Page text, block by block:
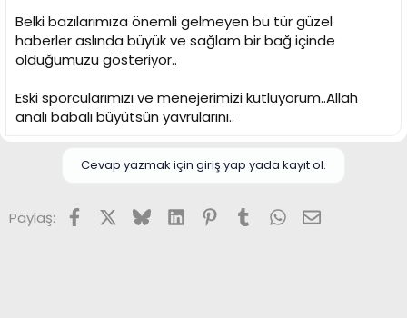
Belki bazılarımıza önemli gelmeyen bu tür güzel
haberler aslında büyük ve sağlam bir bağ içinde
olduğumuzu gösteriyor..
Eski sporcularımızı ve menejerimizi kutluyorum..Allah
analı babalı büyütsün yavrularını..
Cevap yazmak için giriş yap yada kayıt ol.
Paylaş: FacebookX (Twitter)
BlueskyLinkedInPinterest
TumblrWhatsApp
E-posta